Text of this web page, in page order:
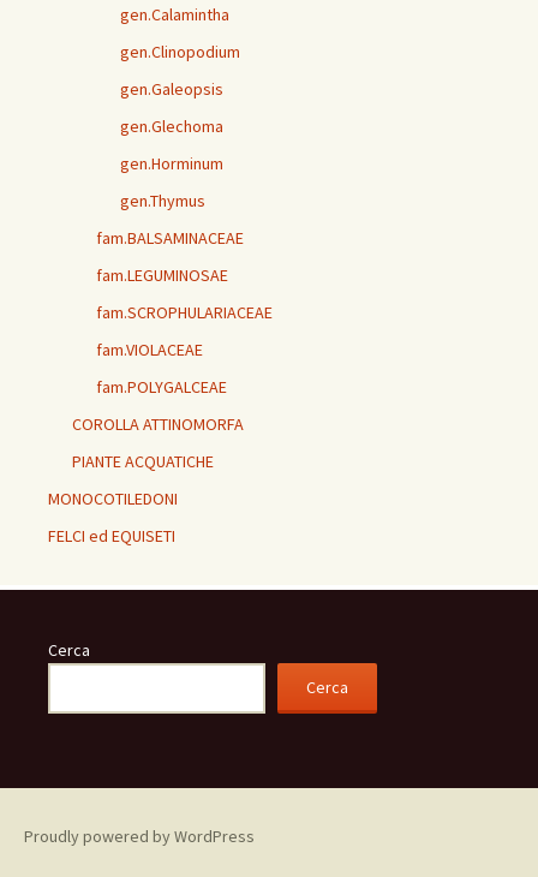
gen.Calamintha
gen.Clinopodium
gen.Galeopsis
gen.Glechoma
gen.Horminum
gen.Thymus
fam.BALSAMINACEAE
fam.LEGUMINOSAE
fam.SCROPHULARIACEAE
fam.VIOLACEAE
fam.POLYGALCEAE
COROLLA ATTINOMORFA
PIANTE ACQUATICHE
MONOCOTILEDONI
FELCI ed EQUISETI
Cerca
Cerca
Proudly powered by WordPress